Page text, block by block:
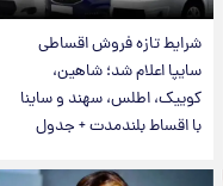
شرایط تازه فروش اقساطی
سایپا اعلام شد؛ شاهین،
کوییک، اطلس، سهند و ساینا
با اقساط بلندمدت + جدول